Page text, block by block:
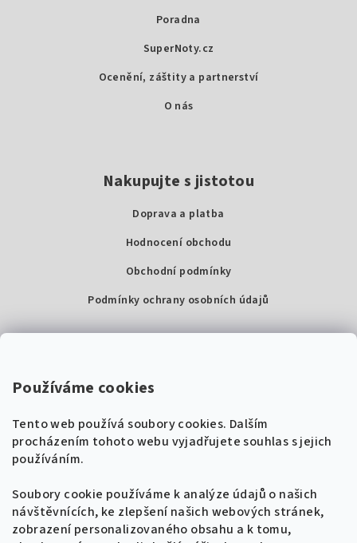
Používáme cookies
Tento web používá soubory cookies. Dalším
procházením tohoto webu vyjadřujete souhlas s jejich
používáním.
Soubory cookie používáme k analýze údajů o našich
návštěvnících, ke zlepšení našich webových stránek,
zobrazení personalizovaného obsahu a k tomu,
Poradna
SuperNoty.cz
Ocenění, záštity a partnerství
O nás
Nakupujte s jistotou
Doprava a platba
Hodnocení obchodu
Obchodní podmínky
Podmínky ochrany osobních údajů
Super Noty, s.r.o.
IČ: 04568672
+420 604 485 792
info@supernoty.cz
🎸 Naladíme tě na nové zpěvníky!
Získej tipy, novinky a 10 % slevuna první
objednávku.